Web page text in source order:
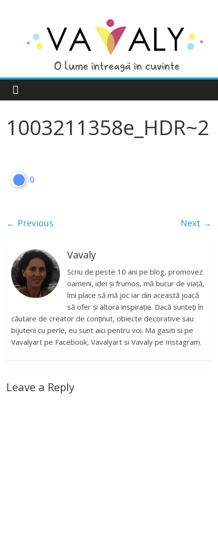
1003211358e_HDR~2
0
← Previous Next →
Vavaly
Scriu de peste 10 ani pe blog, promovez
oameni, idei și frumos, mă bucur de viață,
îmi place să mă joc iar din această joacă
să ofer și altora inspirație. Dacă sunteți în
căutare de creator de conținut, obiecte decorative sau
bijuterii cu perle, eu sunt aici pentru voi. Ma gasiti si pe
Vavalyart pe Facebook, Vavalyart si Vavaly pe Instagram.
Leave a Reply